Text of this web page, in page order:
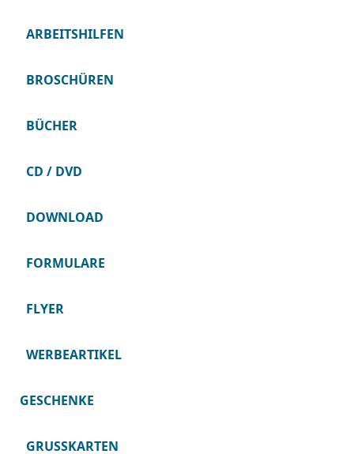
ARBEITSHILFEN
BROSCHÜREN
BÜCHER
CD / DVD
DOWNLOAD
FORMULARE
FLYER
WERBEARTIKEL
GESCHENKE
GRUSSKARTEN